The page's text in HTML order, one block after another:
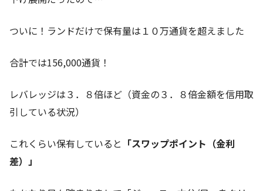
ついに！ランドだけで保有量は１０万通貨を超えました
合計では156,000通貨！
レバレッジは３．８倍ほど（資金の３．８倍金額を信用取
引している状況）
これくらい保有していると 「スワップポイント（金利
差）」